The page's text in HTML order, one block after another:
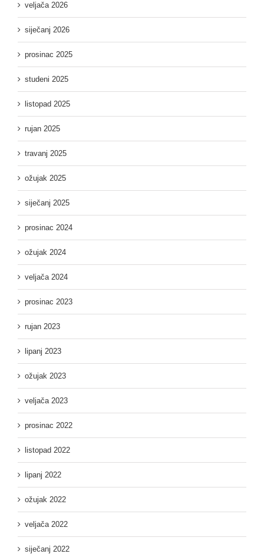
veljača 2026
siječanj 2026
prosinac 2025
studeni 2025
listopad 2025
rujan 2025
travanj 2025
ožujak 2025
siječanj 2025
prosinac 2024
ožujak 2024
veljača 2024
prosinac 2023
rujan 2023
lipanj 2023
ožujak 2023
veljača 2023
prosinac 2022
listopad 2022
lipanj 2022
ožujak 2022
veljača 2022
siječanj 2022